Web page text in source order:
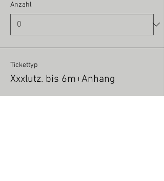
Anzahl
Tickettyp
Xxxlutz. bis 6m+Anhang